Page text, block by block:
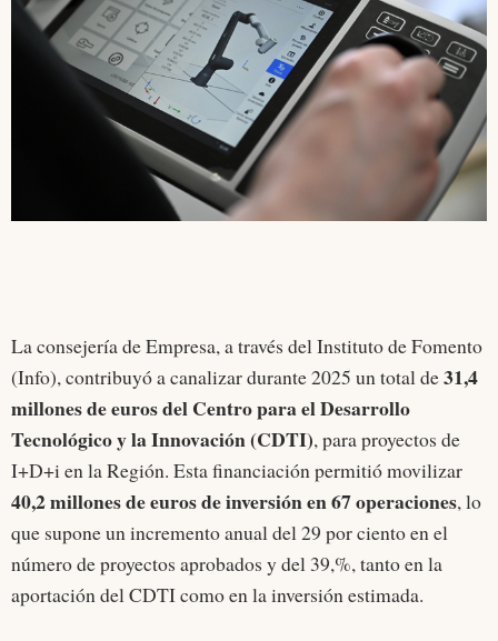
La consejería de Empresa, a través del Instituto de Fomento
(Info), contribuyó a canalizar durante 2025 un total de31,4
millones de euros del Centro para el Desarrollo
Tecnológico y la Innovación (CDTI), para proyectos de
I+D+i en la Región. Esta financiación permitió movilizar
40,2 millones de euros de inversión en 67 operaciones, lo
que supone un incremento anual del 29 por ciento en el
número de proyectos aprobados y del 39,%, tanto en la
aportación del CDTI como en la inversión estimada.